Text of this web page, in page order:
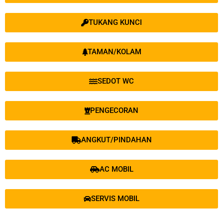
TUKANG KUNCI
TAMAN/KOLAM
SEDOT WC
PENGECORAN
ANGKUT/PINDAHAN
AC MOBIL
SERVIS MOBIL